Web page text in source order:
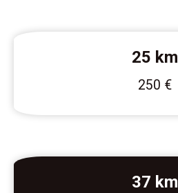
25 km
250 €
37 km